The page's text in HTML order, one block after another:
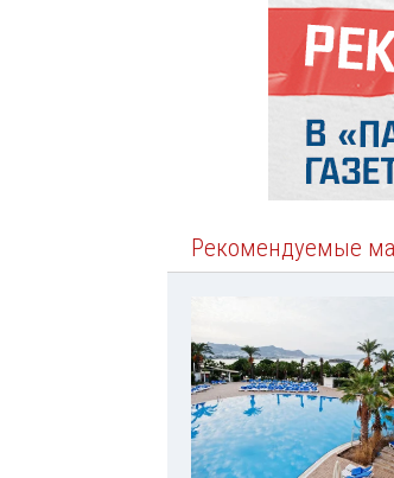
Рекомендуемые